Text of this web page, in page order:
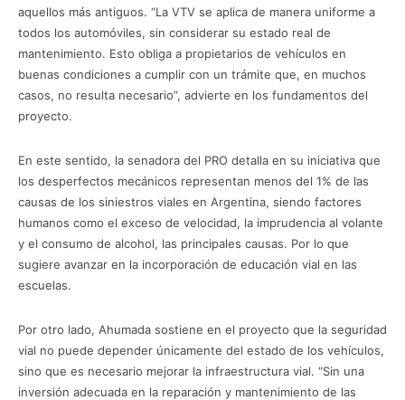
aquellos más antiguos. “La VTV se aplica de manera uniforme a
todos los automóviles, sin considerar su estado real de
mantenimiento. Esto obliga a propietarios de vehículos en
buenas condiciones a cumplir con un trámite que, en muchos
casos, no resulta necesario”, advierte en los fundamentos del
proyecto.
En este sentido, la senadora del PRO detalla en su iniciativa que
los desperfectos mecánicos representan menos del 1% de las
causas de los siniestros viales en Argentina, siendo factores
humanos como el exceso de velocidad, la imprudencia al volante
y el consumo de alcohol, las principales causas. Por lo que
sugiere avanzar en la incorporación de educación vial en las
escuelas.
Por otro lado, Ahumada sostiene en el proyecto que la seguridad
vial no puede depender únicamente del estado de los vehículos,
sino que es necesario mejorar la infraestructura vial. “Sin una
inversión adecuada en la reparación y mantenimiento de las